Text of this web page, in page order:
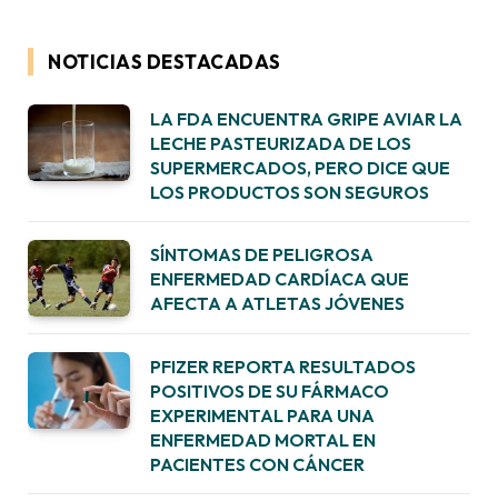
NOTICIAS DESTACADAS
LA FDA ENCUENTRA GRIPE AVIAR LA
LECHE PASTEURIZADA DE LOS
SUPERMERCADOS, PERO DICE QUE
LOS PRODUCTOS SON SEGUROS
SÍNTOMAS DE PELIGROSA
ENFERMEDAD CARDÍACA QUE
AFECTA A ATLETAS JÓVENES
PFIZER REPORTA RESULTADOS
POSITIVOS DE SU FÁRMACO
EXPERIMENTAL PARA UNA
ENFERMEDAD MORTAL EN
PACIENTES CON CÁNCER